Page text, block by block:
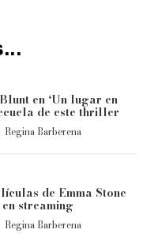
en ‘Un lugar en
de este thriller
Regina Barberena
de Emma Stone
streaming
Regina Barberena